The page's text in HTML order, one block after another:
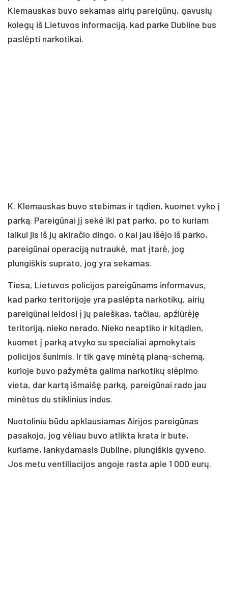
Klemauskas buvo sekamas airių pareigūnų, gavusių
kolegų iš Lietuvos informaciją, kad parke Dubline bus
paslėpti narkotikai.
K. Klemauskas buvo stebimas ir tądien, kuomet vyko į
parką. Pareigūnai jį sekė iki pat parko, po to kuriam
laikui jis iš jų akiračio dingo, o kai jau išėjo iš parko,
pareigūnai operaciją nutraukė, mat įtarė, jog
plungiškis suprato, jog yra sekamas.
Tiesa, Lietuvos policijos pareigūnams informavus,
kad parko teritorijoje yra paslėpta narkotikų, airių
pareigūnai leidosi į jų paieškas, tačiau, apžiūrėję
teritoriją, nieko nerado. Nieko neaptiko ir kitądien,
kuomet į parką atvyko su specialiai apmokytais
policijos šunimis. Ir tik gavę minėtą planą-schemą,
kurioje buvo pažymėta galima narkotikų slėpimo
vieta, dar kartą išmaišę parką, pareigūnai rado jau
minėtus du stiklinius indus.
Nuotoliniu būdu apklausiamas Airijos pareigūnas
pasakojo, jog vėliau buvo atlikta krata ir bute,
kuriame, lankydamasis Dubline, plungiškis gyveno.
Jos metu ventiliacijos angoje rasta apie 1 000 eurų.